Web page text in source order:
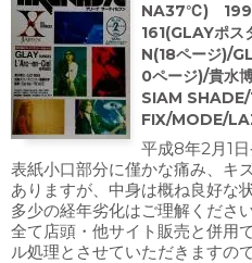
NA37℃)
161(GLAYポス
N(18ページ)/
0ページ)/貴水
SIAM
FIX/MODE/
平成8年2月1
表紙小口部分に僅かな痛み、キ
ありますが、中身は概ね良好な
多少の経年劣化はご理解くださ
全て店頭・他サイト販売と併用
ル処理とさせていただきますの